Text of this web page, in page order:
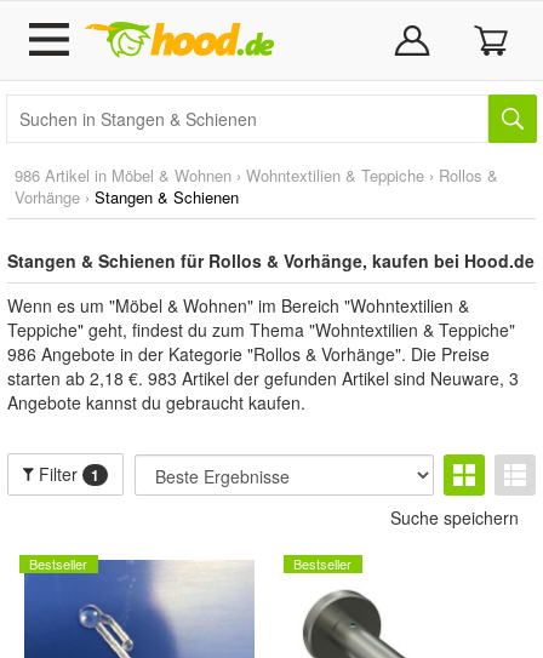
986 Artikel in Möbel & Wohnen › Wohntextilien & Teppiche › Rollos &
Vorhänge › Stangen & Schienen
Stangen & Schienen für Rollos & Vorhänge, kaufen bei Hood.de
Wenn es um "Möbel & Wohnen" im Bereich "Wohntextilien &
Teppiche" geht, findest du zum Thema "Wohntextilien & Teppiche"
986 Angebote in der Kategorie "Rollos & Vorhänge". Die Preise
starten ab 2,18 €. 983 Artikel der gefunden Artikel sind Neuware, 3
Angebote kannst du gebraucht kaufen.
Filter 1
Suche speichern
Bestseller Bestseller